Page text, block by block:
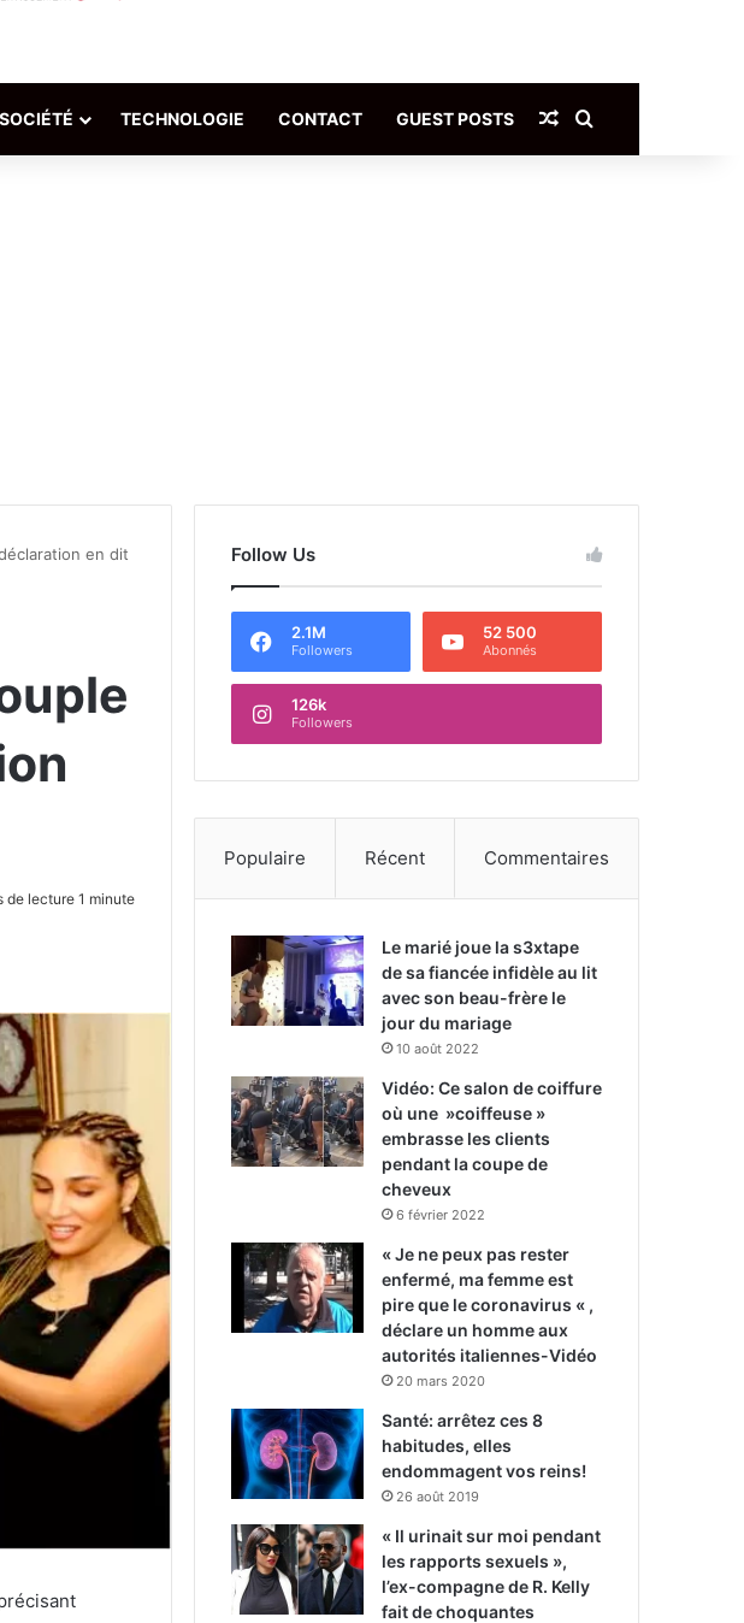
SOCIÉTÉ TECHNOLOGIE CONTACT GUEST POSTS Article Aléatoire
en dit
de lecture 1 minute
Follow Us
2.1M
Followers
52 500
Abonnés
126k
Followers
Populaire Récent Commentaires
Le marié joue la s3xtape
de sa fiancée infidèle au lit
avec son beau-frère le
jour du mariage
10 août 2022
Vidéo: Ce salon de coiffure
où une »coiffeuse »
embrasse les clients
pendant la coupe de
cheveux
6 février 2022
« Je ne peux pas rester
enfermé, ma femme est
pire que le coronavirus « ,
déclare un homme aux
autorités italiennes-Vidéo
20 mars 2020
Santé: arrêtez ces 8
habitudes, elles
endommagent vos reins!
26 août 2019
« Il urinait sur moi pendant
les rapports sexuels »,
l’ex-compagne de R. Kelly
fait de choquantes